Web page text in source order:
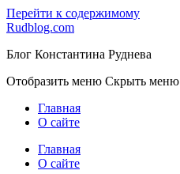
Перейти к содержимому
Rudblog.com
Блог Константина Руднева
Отобразить меню Скрыть меню
Главная
О сайте
Главная
О сайте